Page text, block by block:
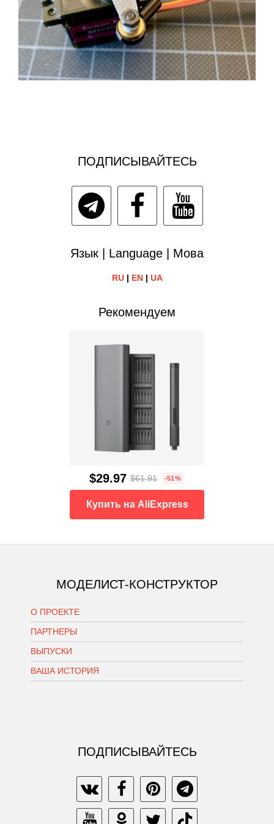
ПОДПИСЫВАЙТЕСЬ
Язык | Language | Мова
RU| EN| UA
Рекомендуем
$29.97 $61.91 -51%
Купить на AliExpress
МОДЕЛИСТ-КОНСТРУКТОР
О ПРОЕКТЕ
ПАРТНЕРЫ
ВЫПУСКИ
ВАША ИСТОРИЯ
ПОДПИСЫВАЙТЕСЬ